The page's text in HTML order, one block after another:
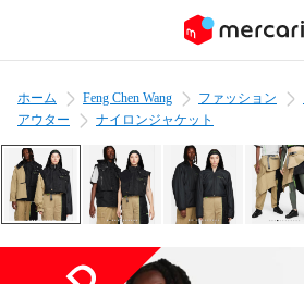
ホーム Feng Chen Wang ファッション
アウター
ナイロンジャケット